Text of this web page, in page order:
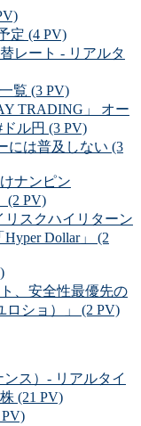
定 (4 PV)
レート - リアルタ
覧 (3 PV)
TRADING」 オー
ル円 (3 PV)
には普及しない (3
ナンピン
(2 PV)
リスクハイリターン
Dollar」 (2
、安全性最優先の
ロショ）」 (2 PV)
ンス）- リアルタイ
(21 PV)